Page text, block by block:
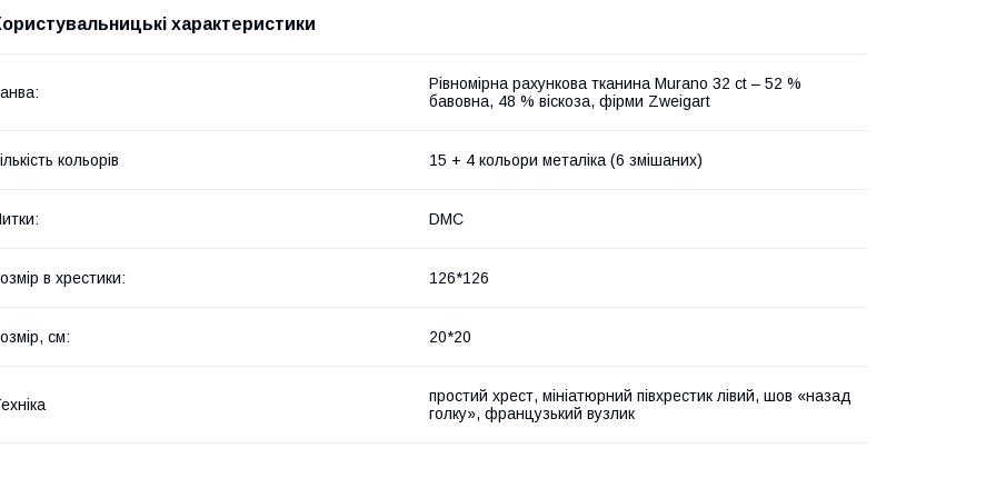
характеристики
Рівномірна рахункова тканина Murano 32 ct – 52 %
бавовна, 48 % віскоза, фірми Zweigart
кольорів 15 + 4 кольори металіка (6 змішаних)
DMC
в хрестики: 126*126
см: 20*20
простий хрест, мініатюрний півхрестик лівий, шов «назад
голку», французький вузлик